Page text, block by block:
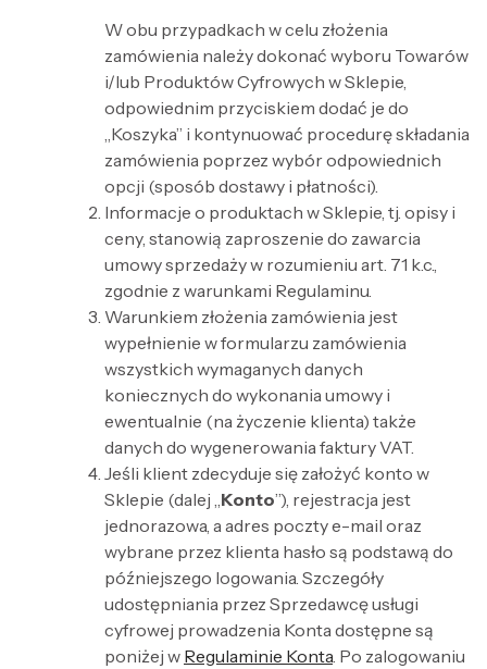
W obu przypadkach w celu złożenia
zamówienia należy dokonać wyboru Towarów
i/lub Produktów Cyfrowych w Sklepie,
odpowiednim przyciskiem dodać je do
„Koszyka” i kontynuować procedurę składania
zamówienia poprzez wybór odpowiednich
opcji (sposób dostawy i płatności).
Informacje o produktach w Sklepie, tj. opisy i
ceny, stanowią zaproszenie do zawarcia
umowy sprzedaży w rozumieniu art. 71 k.c.,
zgodnie z warunkami Regulaminu.
Warunkiem złożenia zamówienia jest
wypełnienie w formularzu zamówienia
wszystkich wymaganych danych
koniecznych do wykonania umowy i
ewentualnie (na życzenie klienta) także
danych do wygenerowania faktury VAT.
Jeśli klient zdecyduje się założyć konto w
Sklepie (dalej „ Konto”), rejestracja jest
jednorazowa, a adres poczty e-mail oraz
wybrane przez klienta hasło są podstawą do
późniejszego logowania. Szczegóły
udostępniania przez Sprzedawcę usługi
cyfrowej prowadzenia Konta dostępne są
poniżej w Regulaminie Konta . Po zalogowaniu